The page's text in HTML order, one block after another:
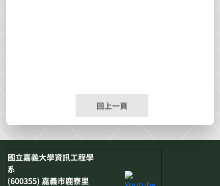
回上一頁
國立嘉義大學資訊工程學
系
(600355) 嘉義市鹿寮里